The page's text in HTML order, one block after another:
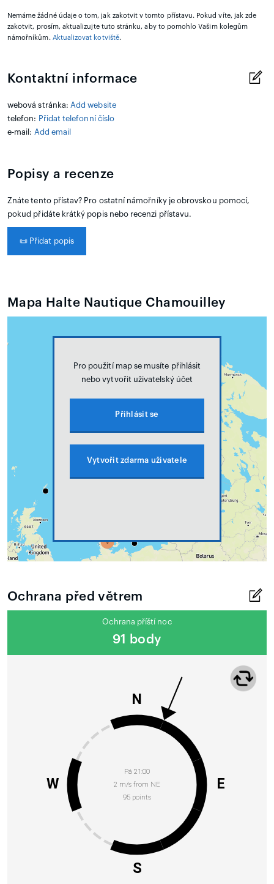
Nemáme žádné údaje o tom, jak zakotvit v tomto přístavu. Pokud víte, jak zde
zakotvit, prosím, aktualizujte tuto stránku, aby to pomohlo Vašim kolegům
námořníkům. Aktualizovat kotviště.
Kontaktní informace
webová stránka: Add website
telefon: Přidat telefonní číslo
e-mail: Add email
Popisy a recenze
Znáte tento přístav? Pro ostatní námořníky je obrovskou pomocí,
pokud přidáte krátký popis nebo recenzi přístavu.
📜 Přidat popis
Mapa Halte Nautique Chamouilley
Pro použití map se musíte přihlásit
nebo vytvořit uživatelský účet
Přihlásit se
Vytvořit zdarma uživatele
Ochrana před větrem
Ochrana příští noc
91 body
Pá 21:00
2 m/s from NE
95 points
N
E
S
W